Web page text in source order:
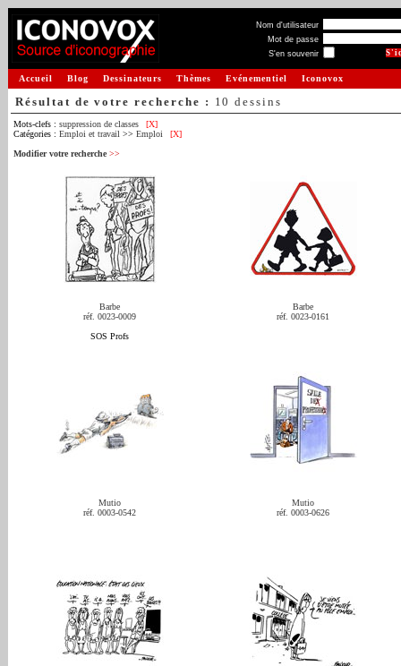
Nom d'utilisateur
Mot de passe
S'en souvenir
Accueil Blog Dessinateurs Thèmes Evénementiel Iconovox
Résultat de votre recherche : 10 dessins
Mots-clefs : suppression de classes
[X]
Catégories : Emploi et travail >> Emploi
[X]
Modifier votre recherche >>
Barbe
réf. 0023-0009
SOS Profs
Barbe
réf. 0023-0161
Mutio
réf. 0003-0542
Mutio
réf. 0003-0626